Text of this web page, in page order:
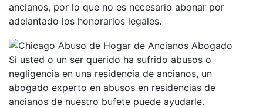
ancianos, por lo que no es necesario abonar por
adelantado los honorarios legales.
Si usted o un ser querido ha sufrido abusos o
negligencia en una residencia de ancianos, un
abogado experto en abusos en residencias de
ancianos de nuestro bufete puede ayudarle.